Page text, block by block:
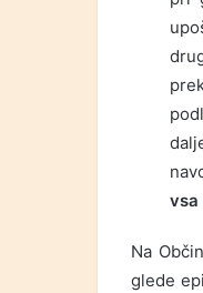
vsa
Na
glede